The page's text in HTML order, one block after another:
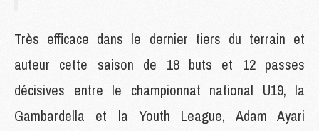
Très efficace dans le dernier tiers du terrain et
auteur cette saison de 18 buts et 12 passes
décisives entre le championnat national U19, la
Gambardella et la Youth League, Adam Ayari